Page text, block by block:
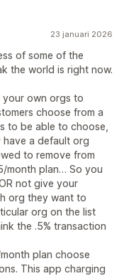
23 januari 2026
of some of the
the world is right now.
own orgs to
choose from a
to be able to choose,
a default org
to remove from
month plan… So you
not give your
org they want to
org on the list
the .5% transaction
plan choose
This app charging